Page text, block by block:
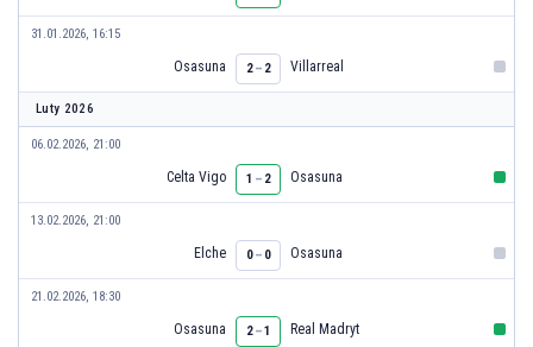
31.01.2026, 16:15
Osasuna 2– 2 Villarreal
Luty 2026
06.02.2026, 21:00
Celta Vigo 1 – 2 Osasuna
13.02.2026, 21:00
Elche 0– 0 Osasuna
21.02.2026, 18:30
Osasuna 2–1 Real Madryt